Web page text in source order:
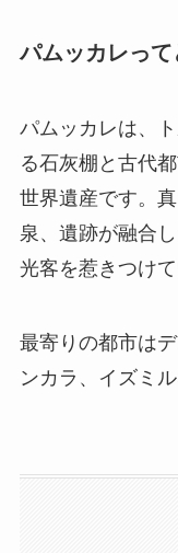
パムッカレって
パムッカレは、
る石灰棚と古代
世界遺産です。
泉、遺跡が融合
光客を惹きつけて
最寄りの都市は
ンカラ、イズミ